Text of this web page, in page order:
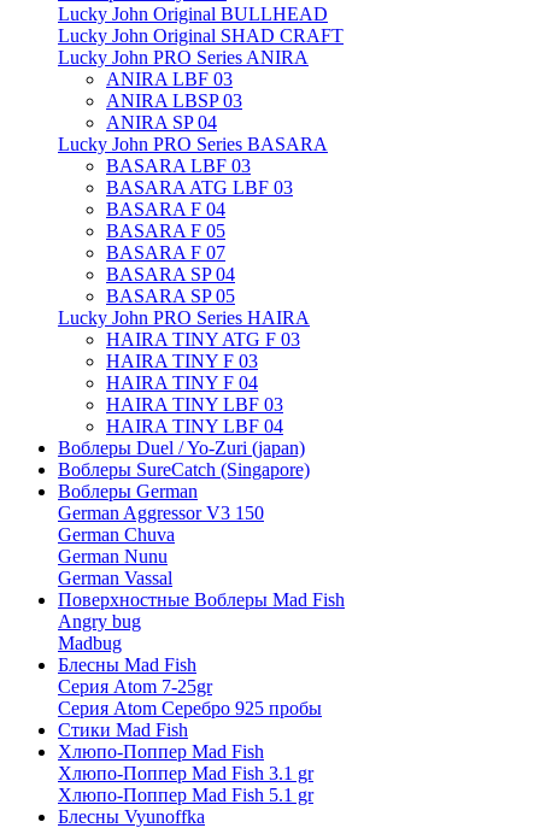
Lucky John Original BULLHEAD
Lucky John Original SHAD CRAFT
Lucky John PRO Series ANIRA
ANIRA LBF 03
ANIRA LBSP 03
ANIRA SP 04
Lucky John PRO Series BASARA
BASARA LBF 03
BASARA ATG LBF 03
BASARA F 04
BASARA F 05
BASARA F 07
BASARA SP 04
BASARA SP 05
Lucky John PRO Series HAIRA
HAIRA TINY ATG F 03
HAIRA TINY F 03
HAIRA TINY F 04
HAIRA TINY LBF 03
HAIRA TINY LBF 04
Воблеры Duel / Yo-Zuri (japan)
Воблеры SureCatch (Singapore)
Воблеры German
German Aggressor V3 150
German Chuva
German Nunu
German Vassal
Поверхностные Воблеры Mad Fish
Angry bug
Madbug
Блесны Mad Fish
Серия Atom 7-25gr
Серия Atom Серебро 925 пробы
Стики Mad Fish
Хлюпо-Поппер Mad Fish
Хлюпо-Поппер Mad Fish 3.1 gr
Хлюпо-Поппер Mad Fish 5.1 gr
Блесны Vyunoffka